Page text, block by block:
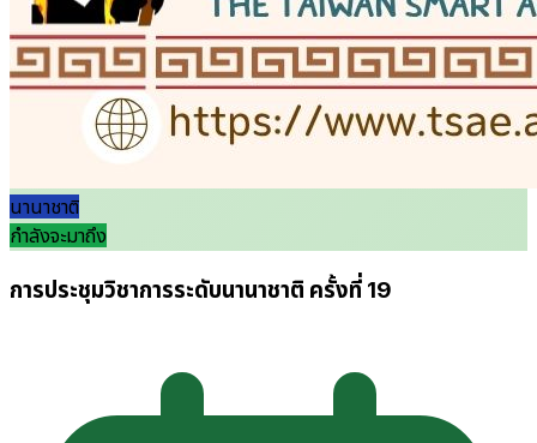
นานาชาติ
กำลังจะมาถึง
การประชุมวิชาการระดับนานาชาติ ครั้งที่ 19